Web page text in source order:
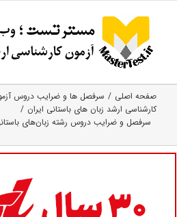
content
صفحه اصلی
سرفصل ها و ضرایب دروس
کارشناسی ارشد زبان‌ های باستانی ایران
سرفصل و ضرایب دروس رشته زبان‌های